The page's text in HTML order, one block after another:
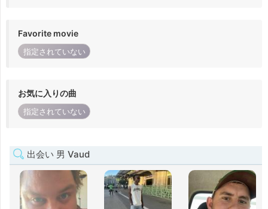
Favorite movie
指定されていない
お気に入りの曲
指定されていない
出会い 男 Vaud